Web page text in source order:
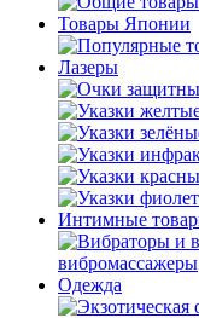
Товары Японии
Лазеры
Интимные
вибромассажеры
Одежда